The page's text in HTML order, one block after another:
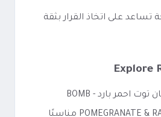
على اتخاذ القرار بثقة
Explore
إذا كان نكهة بومب رمان توت احمر بارد - BOMB
POMEGRANATE & RASPBERRY ICE - 60ML مناسبًا